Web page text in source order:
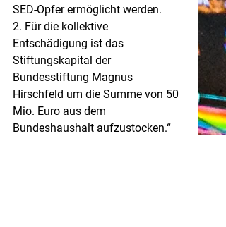
SED-Opfer ermöglicht werden.
2. Für die kollektive
Entschädigung ist das
Stiftungskapital der
Bundesstiftung Magnus
Hirschfeld um die Summe von 50
Mio. Euro aus dem
Bundeshaushalt aufzustocken.“